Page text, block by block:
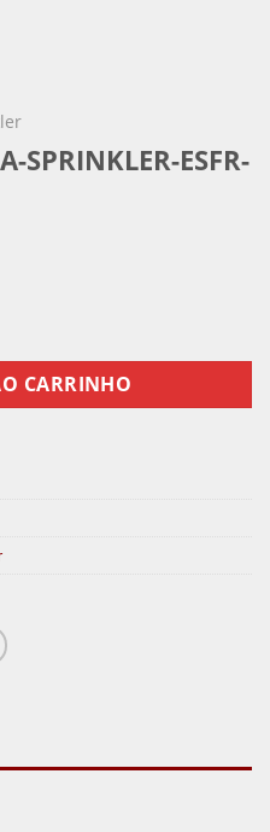
SPRINKLER-ESFR-
ESFR-DE-1 quantidade
CARRINHO